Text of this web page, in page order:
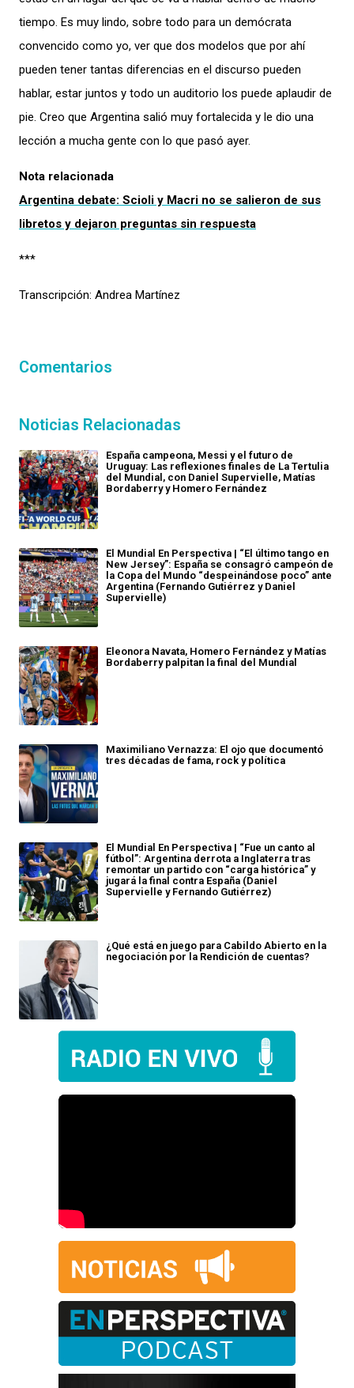
tiempo. Es muy lindo, sobre todo para un demócrata
convencido como yo, ver que dos modelos que por ahí
pueden tener tantas diferencias en el discurso pueden
hablar, estar juntos y todo un auditorio los puede aplaudir de
pie. Creo que Argentina salió muy fortalecida y le dio una
lección a mucha gente con lo que pasó ayer.
Nota relacionada
Argentina debate: Scioli y Macri no se salieron de sus
libretos y dejaron preguntas sin respuesta
***
Transcripción: Andrea Martínez
Comentarios
Noticias Relacionadas
España campeona, Messi y el futuro de
Uruguay: Las reflexiones finales de La Tertulia
del Mundial, con Daniel Supervielle, Matías
Bordaberry y Homero Fernández
El Mundial En Perspectiva | “El último tango en
New Jersey”: España se consagró campeón de
la Copa del Mundo “despeinándose poco” ante
Argentina (Fernando Gutiérrez y Daniel
Supervielle)
Eleonora Navata, Homero Fernández y Matías
Bordaberry palpitan la final del Mundial
Maximiliano Vernazza: El ojo que documentó
tres décadas de fama, rock y política
El Mundial En Perspectiva | “Fue un canto al
fútbol”: Argentina derrota a Inglaterra tras
remontar un partido con “carga histórica” y
jugará la final contra España (Daniel
Supervielle y Fernando Gutiérrez)
¿Qué está en juego para Cabildo Abierto en la
negociación por la Rendición de cuentas?